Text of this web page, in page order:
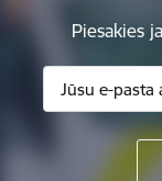
Piesakies